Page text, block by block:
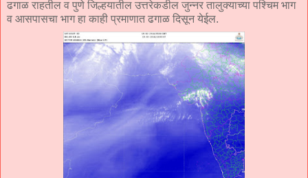
ढगाळ राहतील व पुणे जिल्हयातील उत्तरेकडील जुन्नर तालुक्याच्या पश्चिम भाग
व आसपासचा भाग हा काही प्रमाणात ढगाळ दिसून येईल.